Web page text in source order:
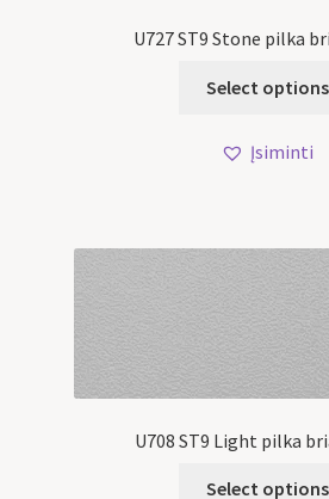
U727 ST9 Stone pilka
Select options
Įsiminti
U708 ST9 Light pilka
Select options